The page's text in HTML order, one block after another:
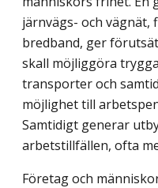
järnvägs- och vägnät,
bredband, ger
skall möjlig­göra
transporter och
möjlighet till
Samtidigt generar
arbetstillfällen, ofta
Företag och